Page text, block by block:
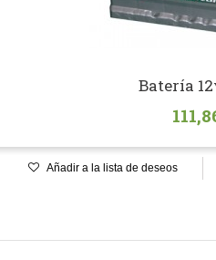
Batería
Añadir a la lista de deseos